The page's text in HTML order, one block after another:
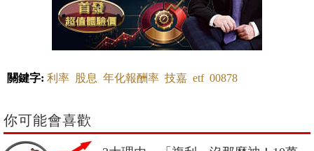
關鍵字: 利率 股息 年化報酬率 技嘉 etf 00878
你可能會喜歡